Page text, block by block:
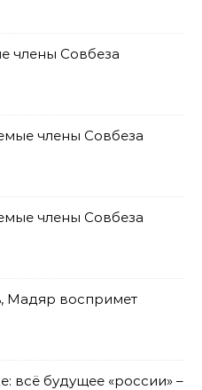
члены Совбеза
члены Совбеза
члены Совбеза
Мадяр воспримет
всё будущее «россии» –